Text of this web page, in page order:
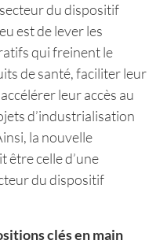
du dispositif
est de lever les
qui freinent le
de santé, faciliter leur
leur accès au
d’industrialisation
la nouvelle
être celle d’une
du dispositif
clés en main